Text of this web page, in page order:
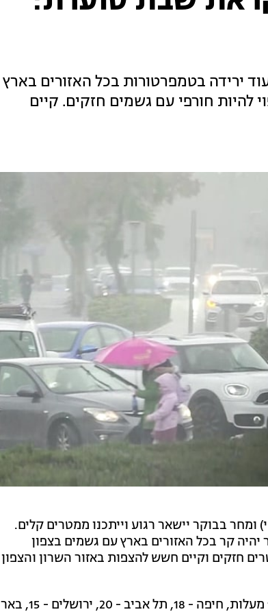
ירידה בטמפרטורות בכל האזורים בארץ
להיות חורפי עם גשמים חזקים. קיים
ומחר בבוקר יישאר רגוע וייתכנו ממטרים קלים.
יהיה קר בכל האזורים בארץ עם גשמים בצפון
חזקים וקיים חשש להצפות באזור השרון והצפון
: בצפת - 14 מעלות, חיפה - 18, תל אביב - 20, ירושלים - 15, באר